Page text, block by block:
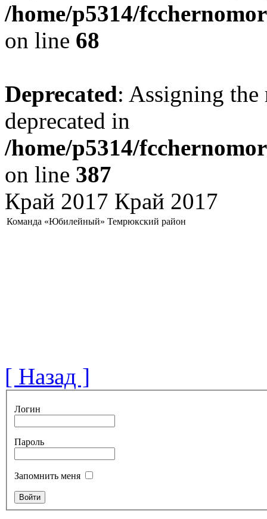
/home/p5314/
on line 68
Deprecated: Assigning the
deprecated in
/home/p5314/
on line 387
Край 2017 Край 2017
Команда «Юбилейный» Темрюкский район
[ Назад ]
Логин
Пароль
Запомнить меня